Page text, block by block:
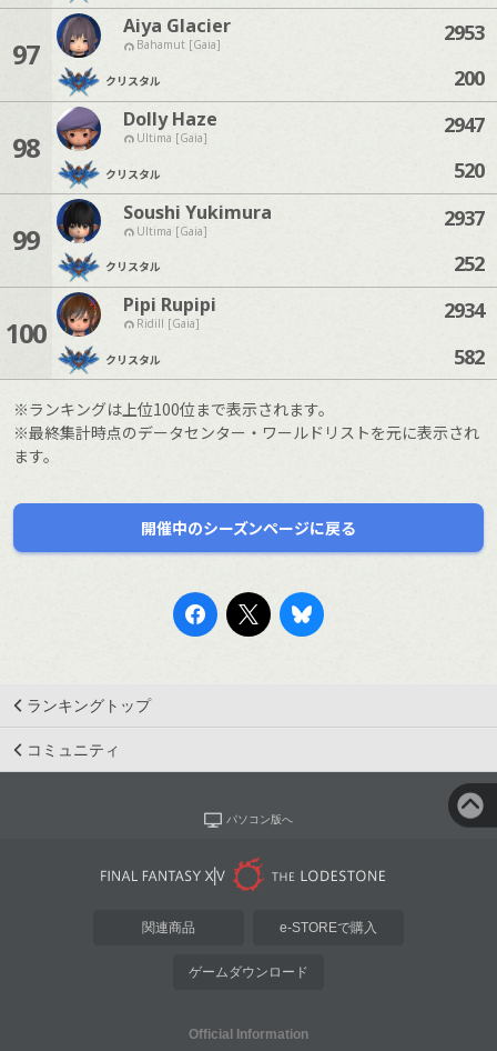
97
Aiya Glacier
Bahamut [Gaia]
クリスタル
2953
200
98
Dolly Haze
Ultima [Gaia]
クリスタル
2947
520
99
Soushi Yukimura
Ultima [Gaia]
クリスタル
2937
252
100
Pipi Rupipi
Ridill [Gaia]
クリスタル
2934
582
※ランキングは上位100位まで表示されます。
※最終集計時点のデータセンター・ワールドリストを元に表示され
ます。
開催中のシーズンページに戻る
ランキングトップ
コミュニティ
パソコン版へ
関連商品 e-STOREで購入
ゲームダウンロード
Official Information